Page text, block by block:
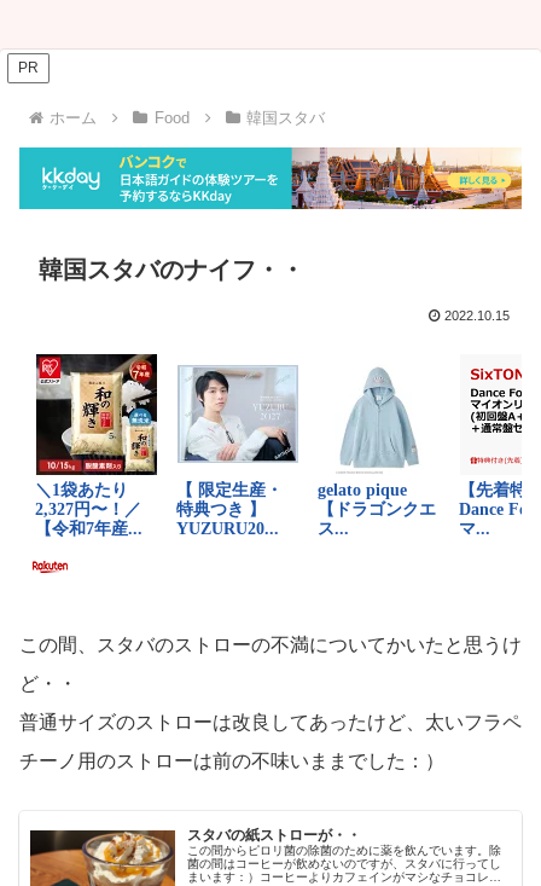
PR
ホーム Food 韓国スタバ
韓国スタバのナイフ・・
2022.10.15
この間、スタバのストローの不満についてかいたと思うけ
ど・・
普通サイズのストローは改良してあったけど、太いフラペ
チーノ用のストローは前の不味いままでした：）
スタバの紙ストローが・・
この間からピロリ菌の除菌のために薬を飲んでいます。除
菌の間はコーヒーが飲めないのですが、スタバに行ってし
まいます：）コーヒーよりカフェインがマシなチョコレー